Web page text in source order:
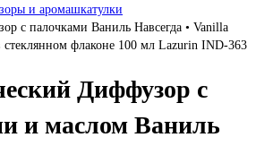
и аромашкатулки
с палочками Ваниль Навсегда • Vanilla
стеклянном флаконе 100 мл Lazurin IND-363
Диффузор с
и маслом Ваниль